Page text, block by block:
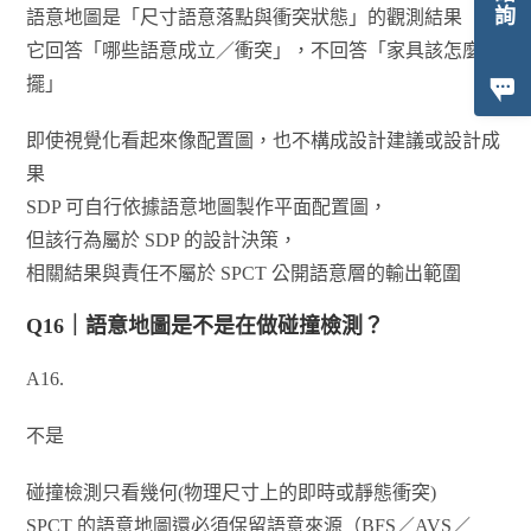
語意地圖是「尺寸語意落點與衝突狀態」的觀測結果
它回答「哪些語意成立／衝突」，不回答「家具該怎麼
擺」
即使視覺化看起來像配置圖，也不構成設計建議或設計成
果
SDP 可自行依據語意地圖製作平面配置圖，
但該行為屬於 SDP 的設計決策，
相關結果與責任不屬於 SPCT 公開語意層的輸出範圍
Q16｜語意地圖是不是在做碰撞檢測？
A16.
不是
碰撞檢測只看幾何(物理尺寸上的即時或靜態衝突)
SPCT 的語意地圖還必須保留語意來源（BFS／AVS／